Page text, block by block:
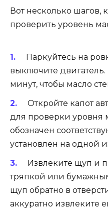
Вот несколько шагов,
проверить уровень
Паркуйтесь на
выключите
минут, чтобы масло
Откройте капот
для проверки уровня
обозначен
установлен на одной
Извлеките щуп и
тряпкой или
щуп обратно в
аккуратно извлеките